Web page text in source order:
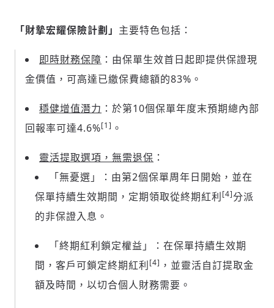
「財摯宏耀保險計劃」 主要特色包括：
即時財務保障 ：由保單生效首日起即提供保證現
金價值，可高達已繳保費總額的83%。
穩健增值潛力 ：於第10個保單年度末預期總內部
回報率可達4.6%[1] 。
靈活提取選項，無需退保 ：
「無憂選」：由第2個保單周年日開始，並在
保單持續生效期間，定期領取從終期紅利[4]分派
的非保證入息。
「終期紅利鎖定權益」：在保單持續生效期
間，客戶可鎖定終期紅利[4] ，並靈活自訂提取金
額及時間，以切合個人財務需要。